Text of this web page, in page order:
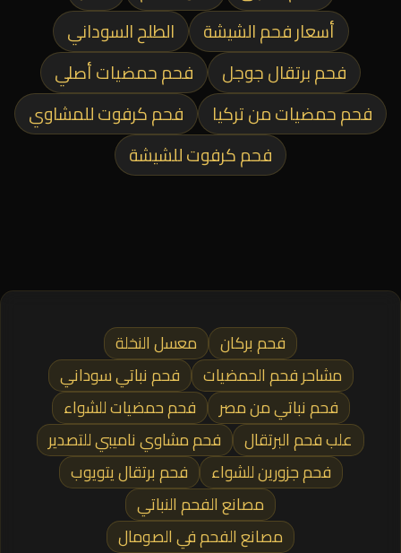
أسعار فحم الشيشة
الطلح السوداني
فحم برتقال جوجل
فحم حمضيات أصلي
فحم حمضيات من تركيا
فحم كرفوت للمشاوي
فحم كرفوت للشيشة
فحم بركان
معسل النخلة
مشاحر فحم الحمضيات
فحم نباتي سوداني
فحم نباتي من مصر
فحم حمضيات للشواء
علب فحم البرتقال
فحم مشاوي ناميبي للتصدير
فحم جزورين للشواء
فحم برتقال يتويوب
مصانع الفحم النباتي
مصانع الفحم في الصومال